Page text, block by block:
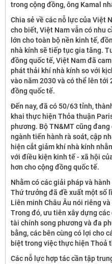
trong cộng đồng, ông Kamal
Chia sẻ về các nỗ lực của Việt
cho biết, Việt Nam vẫn có nhu
lớn cho toàn bộ nền kinh tế,
nhà kính sẽ tiếp tục gia tăng.
đồng quốc tế, Việt Nam đã
phát thải khí nhà kính so với
vào năm 2030 và có thể lên tới
đồng quốc tế.
Đến nay, đã có 50/63 tỉnh,
khai thực hiện Thỏa thuận
phương. Bộ TN&MT cũng
ngành tiến hành rà soát, cập
hiện cắt giảm khí nhà kính
với điều kiện kinh tế - xã hội
hơn cho cộng đồng quốc tế.
Nhằm có các giải pháp và
Thứ trưởng đã đề xuất một số
Liên minh Châu Âu nói riêng
Trong đó, ưu tiên xây dựng
tài chính song phương và đa
bằng, các bên cùng có lợi cho
biệt trong việc thực hiện Thoả
Các nỗ lực hợp tác cần tập